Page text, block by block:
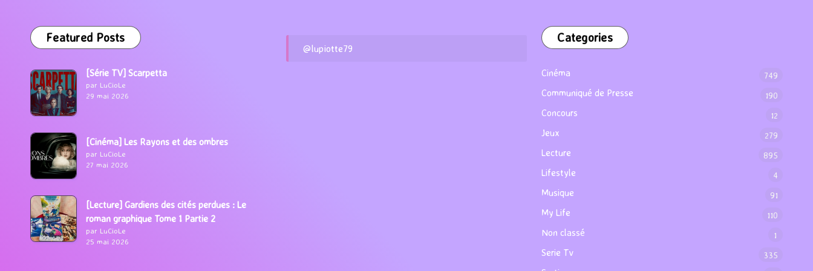
Featured Posts
[Série TV] Scarpetta
par LuCioLe
29 mai 2026
[Cinéma] Les Rayons et des ombres
par LuCioLe
27 mai 2026
[Lecture] Gardiens des cités perdues : Le
roman graphique Tome 1 Partie 2
par LuCioLe
25 mai 2026
@lupiotte79
Categories
Cinéma 749
Communiqué de Presse 190
Concours 12
Jeux 279
Lecture 895
Lifestyle 4
Musique 91
My Life 110
Non classé 1
Serie Tv 335